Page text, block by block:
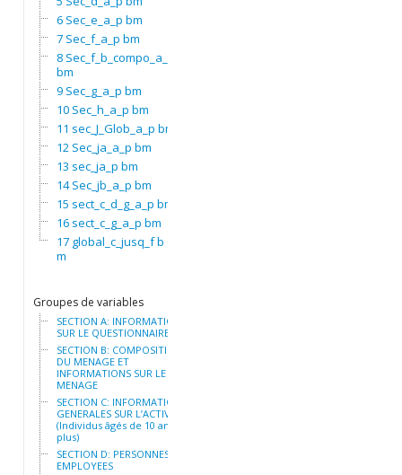
6 Sec_e_a_p bm
7 Sec_f_a_p bm
8 Sec_f_b_compo_a_p
bm
9 Sec_g_a_p bm
10 Sec_h_a_p bm
11 sec_J_Glob_a_p bm
12 Sec_ja_a_p bm
13 sec_ja_p bm
14 Sec_jb_a_p bm
15 sect_c_d_g_a_p bm
16 sect_c_g_a_p bm
17 global_c_jusq_f b
m
Groupes de variables
SECTION A: INFORMATION
SUR LE QUESTIONNAIRE
SECTION B: COMPOSITION
DU MENAGE ET
INFORMATIONS SUR LE
MENAGE
SECTION C: INFORMATIONS
GENERALES SUR L’ACTIVITE
(Individus âgés de 10 ans et
plus)
SECTION D: PERSONNES
EMPLOYEES